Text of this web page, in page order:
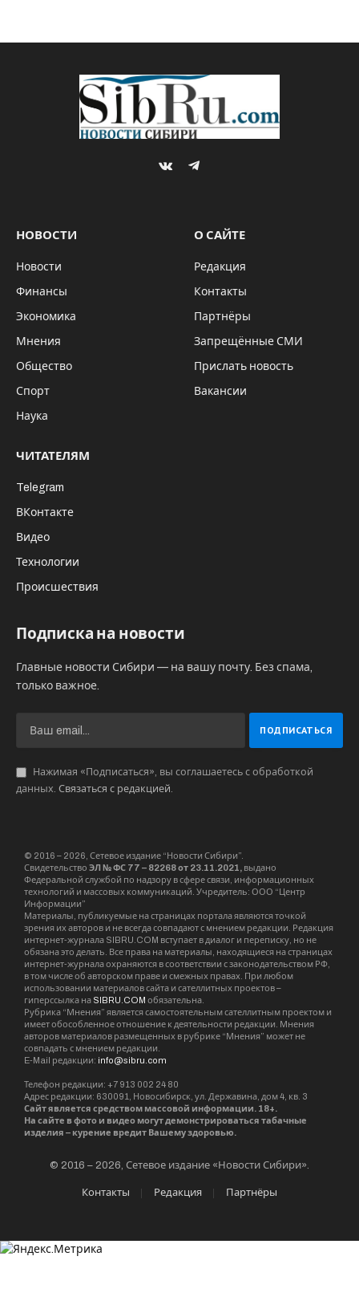
VKontakteTelegram
НОВОСТИ
Новости
Финансы
Экономика
Мнения
Общество
Спорт
Наука
О САЙТЕ
Редакция
Контакты
Партнёры
Запрещённые СМИ
Прислать новость
Вакансии
ЧИТАТЕЛЯМ
Telegram
ВКонтакте
Видео
Технологии
Происшествия
Подписка на новости
Главные новости Сибири — на вашу почту. Без спама,
только важное.
Нажимая «Подписаться», вы соглашаетесь с обработкой
данных. Связаться с редакцией.
© 2016 – 2026, Сетевое издание “Новости Сибири”.
Свидетельство ЭЛ № ФС 77 – 82268 от 23.11.2021, выдано
Федеральной службой по надзору в сфере связи, информационных
технологий и массовых коммуникаций. Учредитель: ООО “Центр
Информации”
Материалы, публикуемые на страницах портала являются точкой
зрения их авторов и не всегда совпадают с мнением редакции. Редакция
интернет-журнала SIBRU.COM вступает в диалог и переписку, но не
обязана это делать. Все права на материалы, находящиеся на страницах
интернет-журнала охраняются в соответствии с законодательством РФ,
в том числе об авторском праве и смежных правах. При любом
использовании материалов сайта и сателлитных проектов –
гиперссылка на SIBRU.COM обязательна.
Рубрика “Мнения” является самостоятельным сателлитным проектом и
имеет обособленное отношение к деятельности редакции. Мнения
авторов материалов размещенных в рубрике “Мнения” может не
совпадать с мнением редакции.
E-Mail редакции: info@sibru.com
Телефон редакции: +7 913 002 24 80
Адрес редакции: 630091, Новосибирск, ул. Державина, дом 4, кв. 3
Сайт является средством массовой информации. 18+.
На сайте в фото и видео могут демонстрироваться табачные
изделия – курение вредит Вашему здоровью.
© 2016 – 2026, Сетевое издание «Новости Сибири».
Контакты Редакция Партнёры